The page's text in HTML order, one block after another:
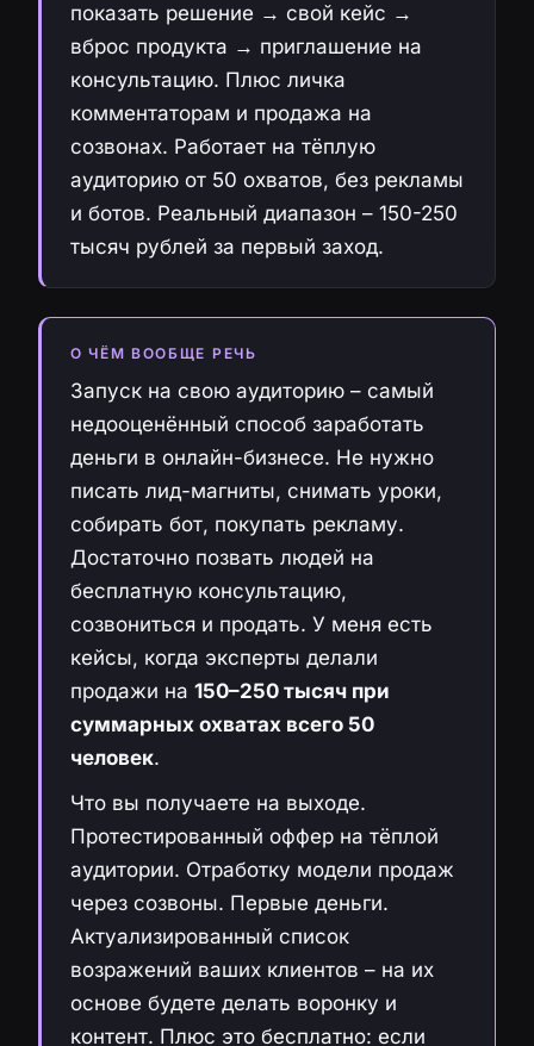
показать решение → свой кейс →
вброс продукта → приглашение на
консультацию. Плюс личка
комментаторам и продажа на
созвонах. Работает на тёплую
аудиторию от 50 охватов, без рекламы
и ботов. Реальный диапазон – 150-250
тысяч рублей за первый заход.
О ЧЁМ ВООБЩЕ РЕЧЬ
Запуск на свою аудиторию – самый
недооценённый способ заработать
деньги в онлайн-бизнесе. Не нужно
писать лид-магниты, снимать уроки,
собирать бот, покупать рекламу.
Достаточно позвать людей на
бесплатную консультацию,
созвониться и продать. У меня есть
кейсы, когда эксперты делали
продажи на 150–250 тысяч при
суммарных охватах всего 50
человек.
Что вы получаете на выходе.
Протестированный оффер на тёплой
аудитории. Отработку модели продаж
через созвоны. Первые деньги.
Актуализированный список
возражений ваших клиентов – на их
основе будете делать воронку и
контент. Плюс это бесплатно: если